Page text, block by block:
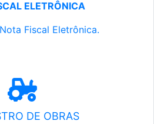
ELETRÔNICA
Fiscal Eletrônica.
DE OBRAS